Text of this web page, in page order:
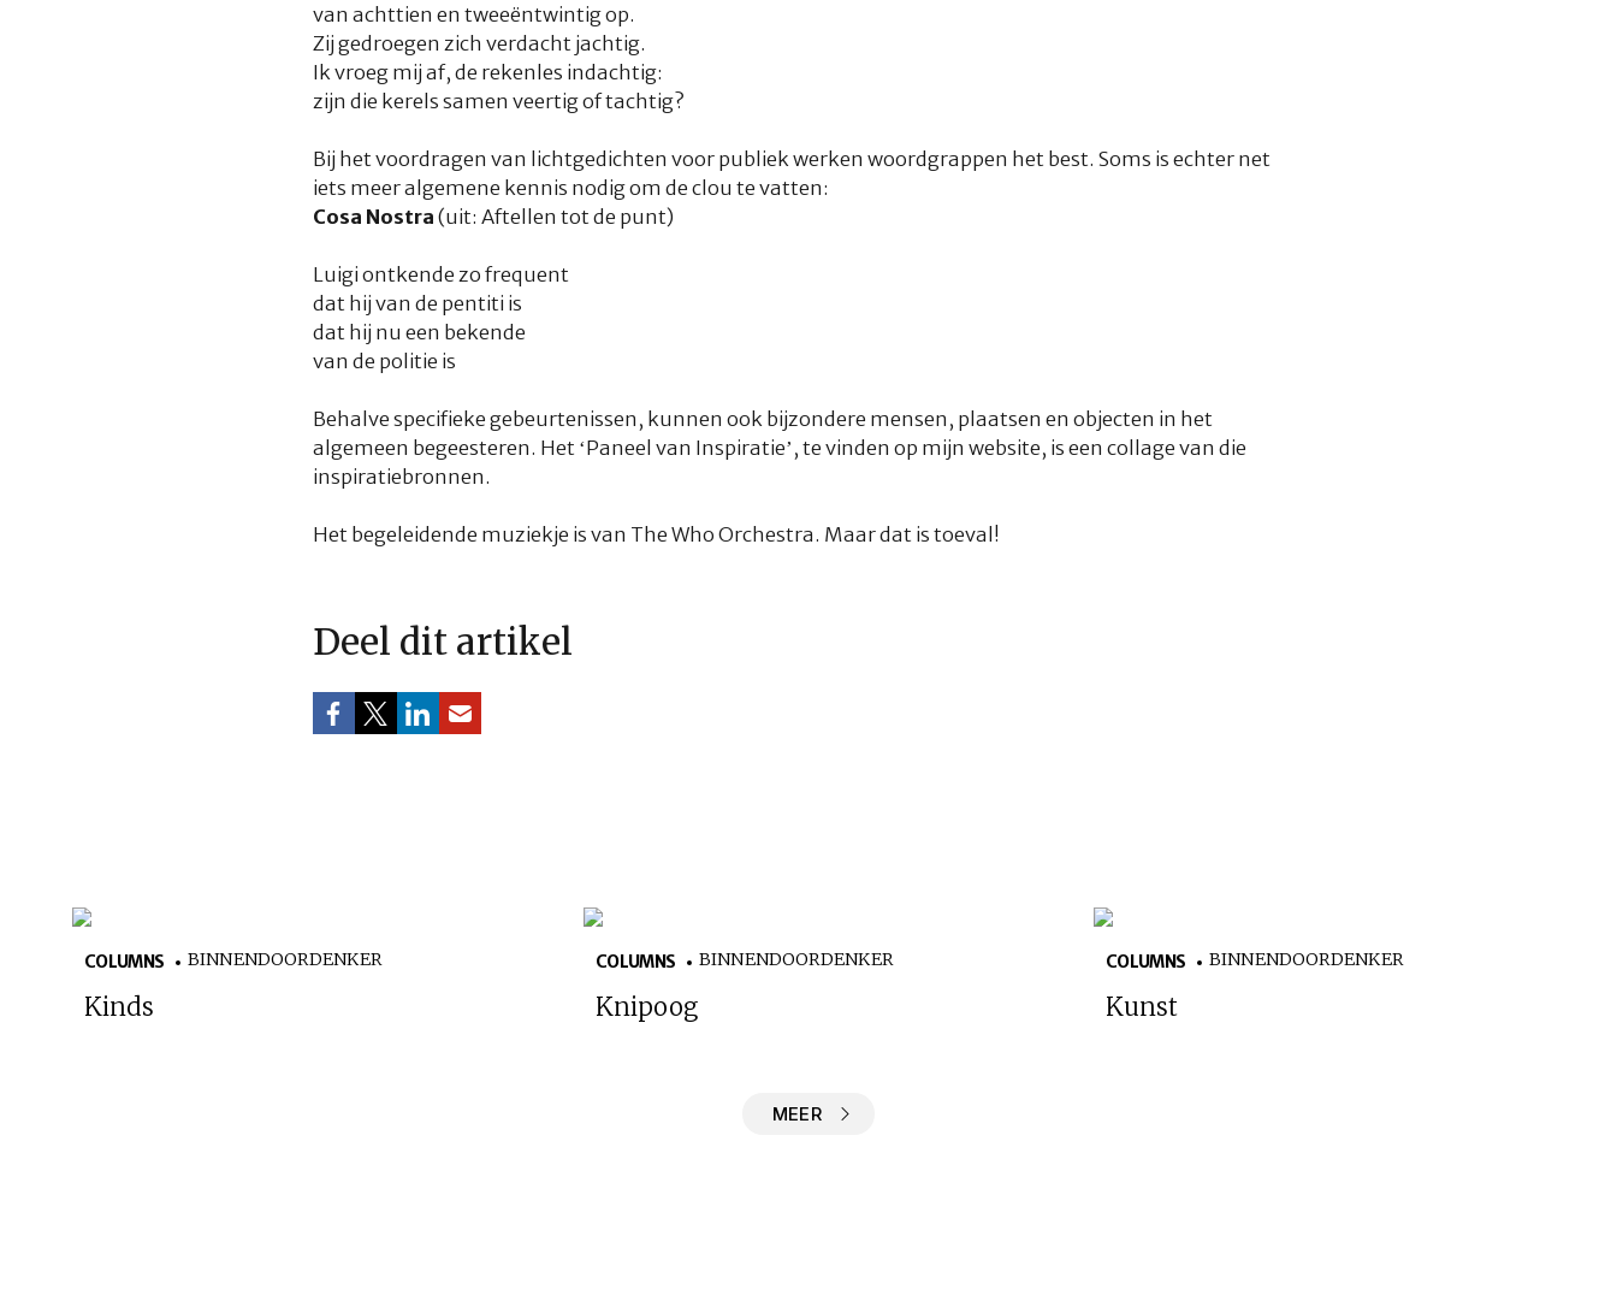
van achttien en tweeëntwintig op.
Zij gedroegen zich verdacht jachtig.
Ik vroeg mij af, de rekenles indachtig:
zijn die kerels samen veertig of tachtig?
Bij het voordragen van lichtgedichten voor publiek werken woordgrappen het best. Soms is echter net
iets meer algemene kennis nodig om de clou te vatten:
Cosa Nostra(uit: Aftellen tot de punt)
Luigi ontkende zo frequent
dat hij van de pentiti is
dat hij nu een bekende
van de politie is
Behalve specifieke gebeurtenissen, kunnen ook bijzondere mensen, plaatsen en objecten in het
algemeen begeesteren. Het ‘Paneel van Inspiratie’, te vinden op mijn website, is een collage van die
inspiratiebronnen.
Het begeleidende muziekje is van The Who Orchestra. Maar dat is toeval!
Deel dit artikel
COLUMNS BINNENDOORDENKER
Kinds
COLUMNS BINNENDOORDENKER
Knipoog
COLUMNS BINNENDOORDENKER
Kunst
MEER